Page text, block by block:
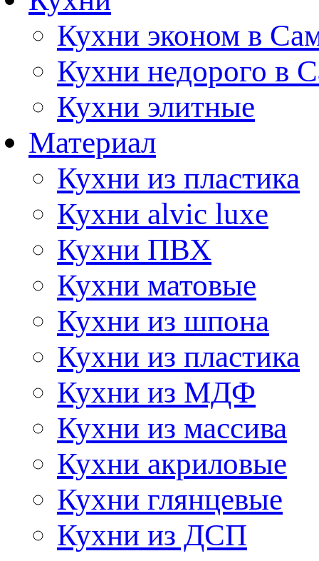
Кухни эконом в
Кухни недорого в
Кухни элитные
Материал
Кухни из пластика
Кухни alvic luxe
Кухни ПВХ
Кухни матовые
Кухни из шпона
Кухни из пластика
Кухни из МДФ
Кухни из массива
Кухни акриловые
Кухни глянцевые
Кухни из ДСП